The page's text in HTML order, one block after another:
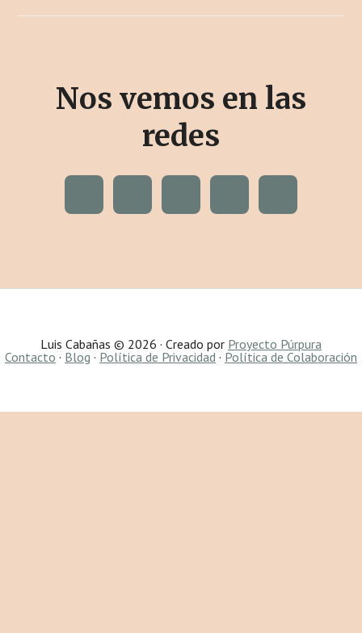
Nos vemos en las
redes
Luis Cabañas © 2026 · Creado por Proyecto Púrpura
Contacto · Blog · Política de Privacidad · Política de Colaboración